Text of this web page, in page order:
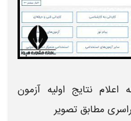
اعلام نتایج اولیه آزمون
مطابق تصویر